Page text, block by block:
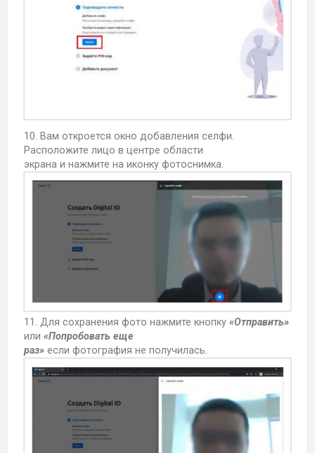
10. Вам откроется окно добавления селфи.
Расположите лицо в центре области
экрана и нажмите на иконку фотоснимка.
11. Для сохранения фото нажмите кнопку «Отправить»
или «Попробовать еще
раз»если фотография не получилась.